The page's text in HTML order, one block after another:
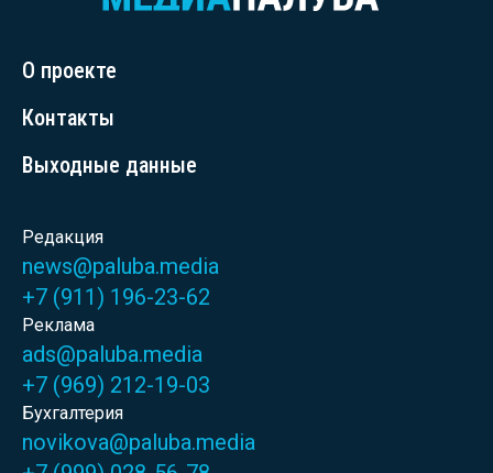
О проекте
Контакты
Выходные данные
Редакция
news@paluba.media
+7 (911) 196-23-62
Реклама
ads@paluba.media
+7 (969) 212-19-03
Бухгалтерия
novikova@paluba.media